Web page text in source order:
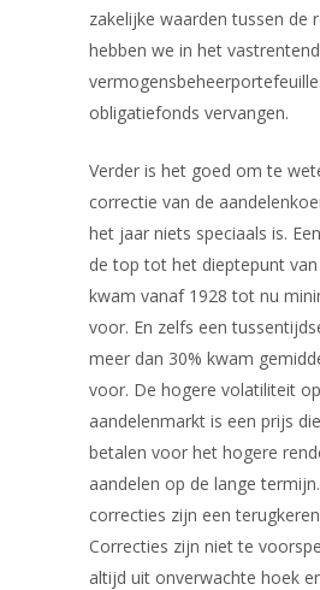
zakelijke waarden tussen de
hebben we in het
obligatiefonds vervangen.
Verder is het goed om te
correctie van de
het jaar niets speciaals is.
de top tot het dieptepunt
kwam vanaf 1928 tot nu
voor. En zelfs een
meer dan 30% kwam
voor. De hogere volatiliteit
aandelenmarkt is een prijs
betalen voor het hogere
aandelen op de lange
correcties zijn een
Correcties zijn niet te
altijd uit onverwachte hoek